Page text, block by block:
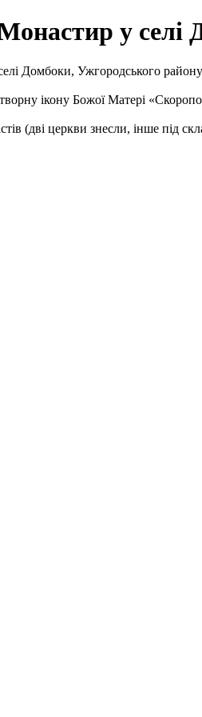
у селі
Домбоки, Ужгородського
ікону Божої Матері
(дві церкви знесли, інше під